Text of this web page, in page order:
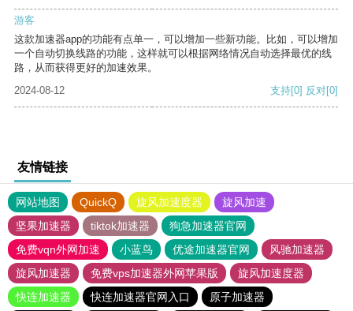
游客
这款加速器app的功能有点单一，可以增加一些新功能。比如，可以增加
一个自动切换线路的功能，这样就可以根据网络情况自动选择最优的线
路，从而获得更好的加速效果。
2024-08-12
支持[0] 反对[0]
友情链接
网站地图 QuickQ 旋风加速度器
旋风加速
坚果加速器
tiktok加速器
狗急加速器官网
免费vqn外网加速
小蓝鸟 优途加速器官网
风驰加速器
旋风加速器
免费vps加速器外网苹果版
旋风加速度器
快连加速器
快连加速器官网入口 原子加速器